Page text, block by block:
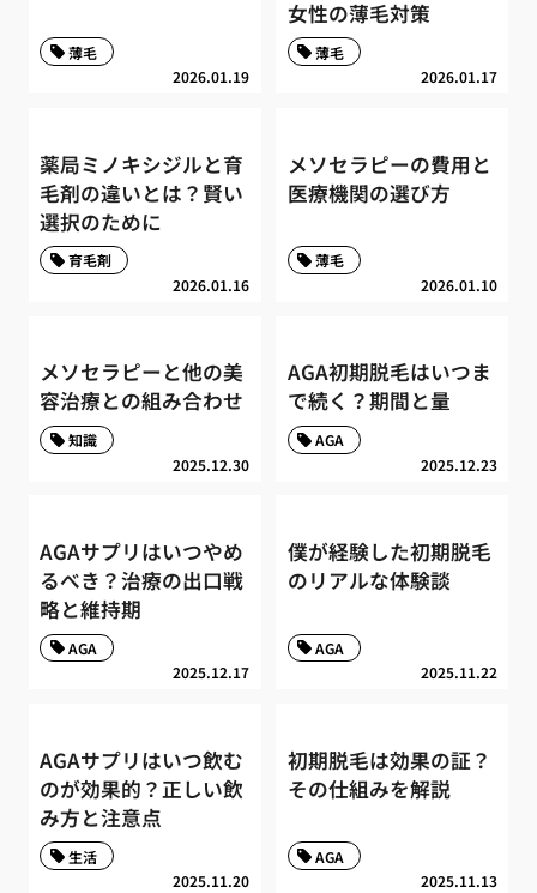
2026.01.19
薄毛
女性の薄毛対策
2026.01.17
薄毛
薬局ミノキシジルと育
毛剤の違いとは？賢い
選択のために
2026.01.16
育毛剤
メソセラピーの費用と
医療機関の選び方
2026.01.10
薄毛
メソセラピーと他の美
容治療との組み合わせ
2025.12.30
知識
AGA初期脱毛はいつま
で続く？期間と量
2025.12.23
AGA
AGAサプリはいつやめ
るべき？治療の出口戦
略と維持期
2025.12.17
AGA
僕が経験した初期脱毛
のリアルな体験談
2025.11.22
AGA
AGAサプリはいつ飲む
のが効果的？正しい飲
み方と注意点
2025.11.20
生活
初期脱毛は効果の証？
その仕組みを解説
2025.11.13
AGA